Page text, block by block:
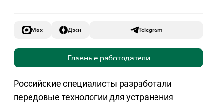
Max Дзен Telegram
Главные работодатели
Российские специалисты разработали
передовые технологии для устранения